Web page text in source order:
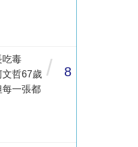
吃毒
哲67歲
每一張都
/ 8